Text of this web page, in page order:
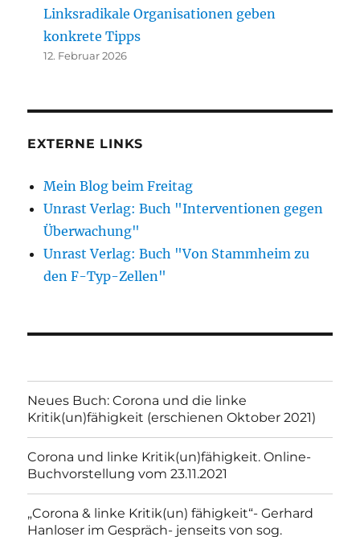
Linksradikale Organisationen geben
konkrete Tipps
12. Februar 2026
EXTERNE LINKS
Mein Blog beim Freitag
Unrast Verlag: Buch "Interventionen gegen
Überwachung"
Unrast Verlag: Buch "Von Stammheim zu
den F-Typ-Zellen"
Neues Buch: Corona und die linke
Kritik(un)fähigkeit (erschienen Oktober 2021)
Corona und linke Kritik(un)fähigkeit. Online-
Buchvorstellung vom 23.11.2021
„Corona & linke Kritik(un) fähigkeit“- Gerhard
Hanloser im Gespräch- jenseits von sog.